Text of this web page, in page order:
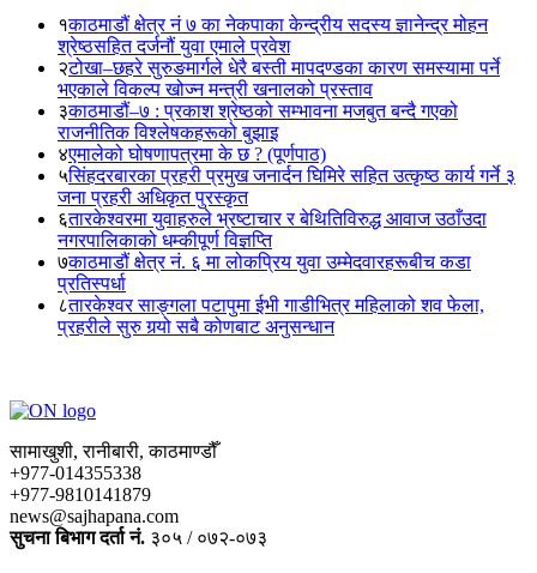
१काठमाडौं क्षेत्र नं ७ का नेकपाका केन्द्रीय सदस्य ज्ञानेन्द्र मोहन
श्रेष्ठसहित दर्जनौं युवा एमाले प्रवेश
२टोखा–छहरे सुरुङमार्गले धेरै बस्ती मापदण्डका कारण समस्यामा पर्ने
भएकाले विकल्प खोज्न मन्त्री खनालको प्रस्ताव
३काठमाडौं–७ : प्रकाश श्रेष्ठको सम्भावना मजबुत बन्दै गएको
राजनीतिक विश्लेषकहरूको बुझाइ
४एमालेको घोषणापत्रमा के छ ? (पूर्णपाठ)
५सिंहदरबारका प्रहरी प्रमुख जनार्दन घिमिरे सहित उत्कृष्ठ कार्य गर्ने ३
जना प्रहरी अधिकृत पुरस्कृत
६तारकेश्वरमा युवाहरुले भ्रष्टाचार र बेथितिविरुद्ध आवाज उठाँउदा
नगरपालिकाको धम्कीपूर्ण विज्ञप्ति
७काठमाडौं क्षेत्र नं. ६ मा लोकप्रिय युवा उम्मेदवारहरूबीच कडा
प्रतिस्पर्धा
८तारकेश्वर साङ्गला पटापुमा ईभी गाडीभित्र महिलाको शव फेला,
प्रहरीले सुरु गर्‍यो सबै कोणबाट अनुसन्धान
सामाखुशी, रानीबारी, काठमाण्डौँ
+977-014355338
+977-9810141879
news@sajhapana.com
सुचना बिभाग दर्ता नं. ३०५ / ०७२-०७३